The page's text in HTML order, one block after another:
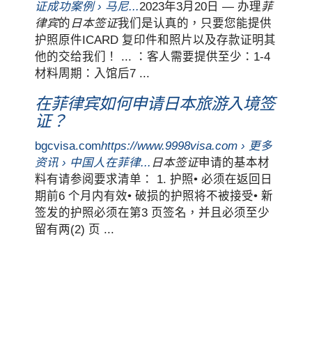
证成功案例 › 马尼...2023年3月20日 — 办理菲
律宾的 日本签证我们是认真的，只要您能提供
护照原件ICARD 复印件和照片以及存款证明其
他的交给我们！ ... ：客人需要提供至少：1-4
材料周期：入馆后7 ...
在菲律宾如何申请日本旅游入境签
证？
bgcvisa.comhttps://www.9998visa.com › 更多
资讯 › 中国人在菲律... 日本签证申请的基本材
料有请参阅要求清单： 1. 护照• 必须在返回日
期前6 个月内有效• 破损的护照将不被接受• 新
签发的护照必须在第3 页签名，并且必须至少
留有两(2) 页 ...